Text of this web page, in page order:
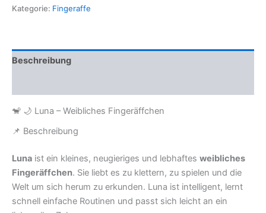
–
Kategorie: Fingeraffe
Beschreibung
🐒 🌙 Luna – Weibliches Fingeräffchen
📌 Beschreibung
Luna ist ein kleines, neugieriges und lebhaftes weibliches
Fingeräffchen. Sie liebt es zu klettern, zu spielen und die
Welt um sich herum zu erkunden. Luna ist intelligent, lernt
schnell einfache Routinen und passt sich leicht an ein